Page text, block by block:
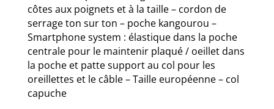
côtes aux poignets et à la taille – cordon de
serrage ton sur ton – poche kangourou –
Smartphone system : élastique dans la poche
centrale pour le maintenir plaqué / oeillet dans
la poche et patte support au col pour les
oreillettes et le câble – Taille européenne – col
capuche